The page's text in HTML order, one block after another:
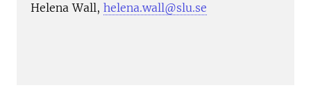
Helena Wall, helena.wall@slu.se